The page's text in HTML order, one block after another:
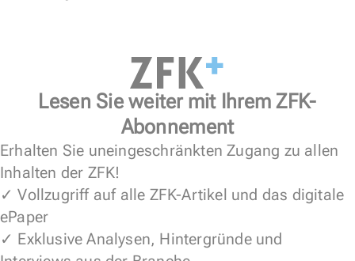
Lesen Sie weiter mit Ihrem ZFK-
Abonnement
Erhalten Sie uneingeschränkten Zugang zu allen
Inhalten der ZFK!
✓ Vollzugriff auf alle ZFK-Artikel und das digitale
ePaper
✓ Exklusive Analysen, Hintergründe und